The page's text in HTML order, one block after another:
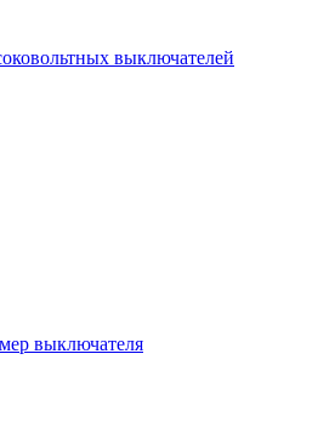
выключателей
выключателя